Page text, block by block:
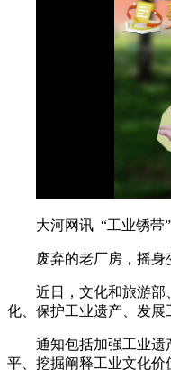
大河网讯 “工业锈带
废弃的老厂房，摇身
近日，文化和旅游部
化、保护工业遗产、发展
通知包括加强工业遗
平、挖掘阐释工业文化